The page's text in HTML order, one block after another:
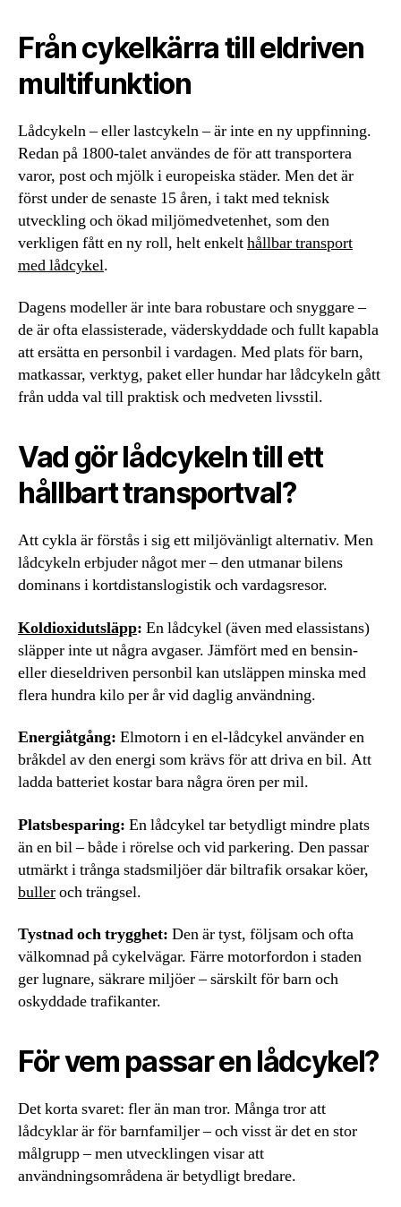
Från cykelkärra till eldriven
multifunktion
Lådcykeln – eller lastcykeln – är inte en ny uppfinning.
Redan på 1800-talet användes de för att transportera
varor, post och mjölk i europeiska städer. Men det är
först under de senaste 15 åren, i takt med teknisk
utveckling och ökad miljömedvetenhet, som den
verkligen fått en ny roll, helt enkelthållbar transport
med lådcykel.
Dagens modeller är inte bara robustare och snyggare –
de är ofta elassisterade, väderskyddade och fullt kapabla
att ersätta en personbil i vardagen. Med plats för barn,
matkassar, verktyg, paket eller hundar har lådcykeln gått
från udda val till praktisk och medveten livsstil.
Vad gör lådcykeln till ett
hållbart transportval?
Att cykla är förstås i sig ett miljövänligt alternativ. Men
lådcykeln erbjuder något mer – den utmanar bilens
dominans i kortdistanslogistik och vardagsresor.
Koldioxidutsläpp: En lådcykel (även med elassistans)
släpper inte ut några avgaser. Jämfört med en bensin-
eller dieseldriven personbil kan utsläppen minska med
flera hundra kilo per år vid daglig användning.
Energiåtgång: Elmotorn i en el-lådcykel använder en
bråkdel av den energi som krävs för att driva en bil. Att
ladda batteriet kostar bara några ören per mil.
Platsbesparing: En lådcykel tar betydligt mindre plats
än en bil – både i rörelse och vid parkering. Den passar
utmärkt i trånga stadsmiljöer där biltrafik orsakar köer,
bulleroch trängsel.
Tystnad och trygghet: Den är tyst, följsam och ofta
välkomnad på cykelvägar. Färre motorfordon i staden
ger lugnare, säkrare miljöer – särskilt för barn och
oskyddade trafikanter.
För vem passar en lådcykel?
Det korta svaret: fler än man tror. Många tror att
lådcyklar är för barnfamiljer – och visst är det en stor
målgrupp – men utvecklingen visar att
användningsområdena är betydligt bredare.